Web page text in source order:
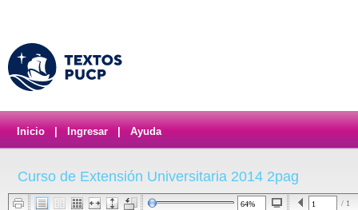
Inicio Ingresar Ayuda
Curso de Extensión Universitaria 2014 2pag
/ 1